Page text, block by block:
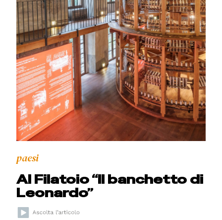
paesi
Al Filatoio “Il banchetto di
Leonardo”